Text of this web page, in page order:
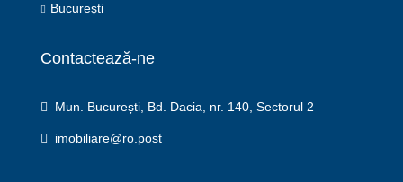
București
Contactează-ne
Mun. București, Bd. Dacia, nr. 140, Sectorul 2
imobiliare@ro.post